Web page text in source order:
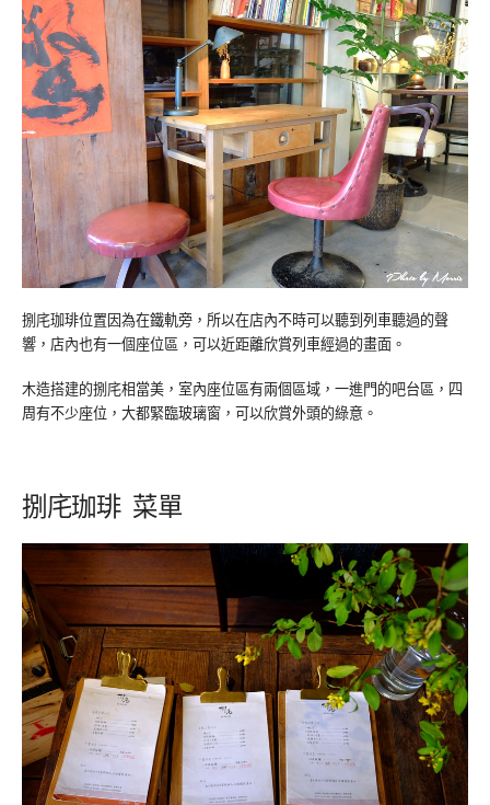
捌㡯珈琲位置因為在鐵軌旁，所以在店內不時可以聽到列車聽過的聲
響，店內也有一個座位區，可以近距離欣賞列車經過的畫面。
木造搭建的捌㡯相當美，室內座位區有兩個區域，一進門的吧台區，四
周有不少座位，大都緊臨玻璃窗，可以欣賞外頭的綠意。
捌㡯珈琲 菜單